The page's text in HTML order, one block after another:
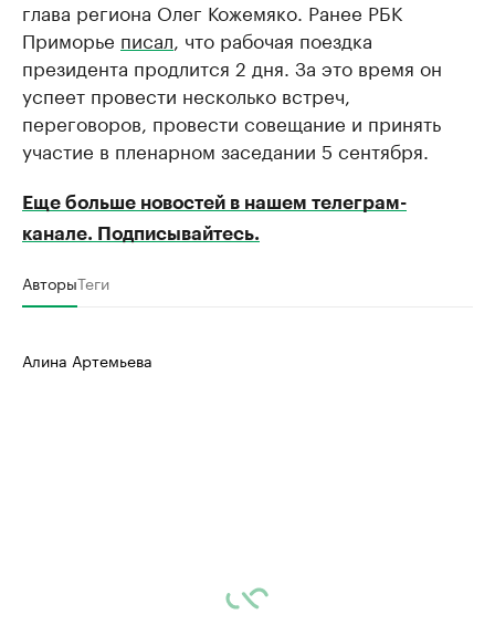
глава региона Олег Кожемяко. Ранее РБК
Приморье писал , что рабочая поездка
президента продлится 2 дня. За это время он
успеет провести несколько встреч,
переговоров, провести совещание и принять
участие в пленарном заседании 5 сентября.
Еще больше новостей в нашем телеграм-
канале. Подписывайтесь.
АвторыТеги
Алина Артемьева